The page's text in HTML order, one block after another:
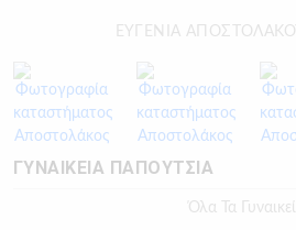
ΕΥΓΕΝΙΑ
ΓΥΝΑΙΚΕΙΑ ΠΑΠΟΥΤΣΙΑ
Όλα Τα